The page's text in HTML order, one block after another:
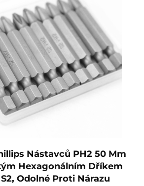
Nástavců PH2 50 Mm
Hexagonálním Dříkem
S2, Odolné Proti Nárazu